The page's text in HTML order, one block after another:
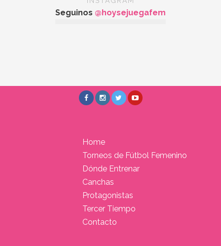
Seguinos @hoysejuegafem
Home
Torneos de Fútbol Femenino
Dónde Entrenar
Canchas
Protagonistas
Tercer Tiempo
Contacto